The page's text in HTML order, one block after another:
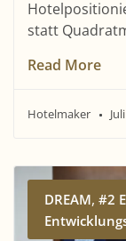
statt
Read More
Hotelmaker
DREAM,#2